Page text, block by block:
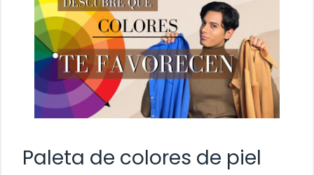
Paleta de colores de piel